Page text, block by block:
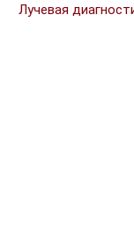
Лучевая